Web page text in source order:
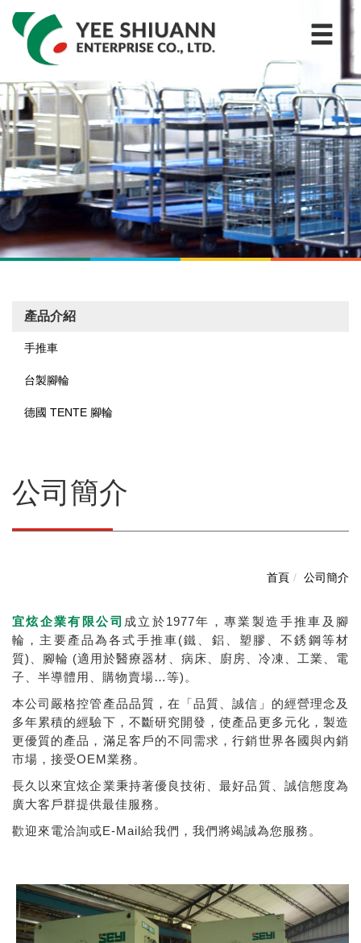
產品介紹
手推車
台製腳輪
德國 TENTE 腳輪
公司簡介
首頁 公司簡介
宜炫企業有限公司 成立於1977年，專業製造手推車及腳
輪，主要產品為各式手推車(鐵、鋁、塑膠、不銹鋼等材
質)、腳輪 (適用於醫療器材、病床、廚房、冷凍、工業、電
子、半導體用、購物賣場…等)。
本公司嚴格控管產品品質，在「品質、誠信」的經營理念及
多年累積的經驗下，不斷研究開發，使產品更多元化，製造
更優質的產品，滿足客戶的不同需求，行銷世界各國與內銷
市場，接受OEM業務。
長久以來宜炫企業秉持著優良技術、最好品質、誠信態度為
廣大客戶群提供最佳服務。
歡迎來電洽詢或E-Mail給我們，我們將竭誠為您服務。